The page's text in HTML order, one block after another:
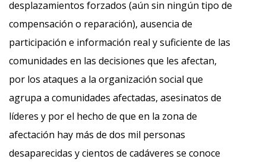
desplazamientos forzados (aún sin ningún tipo de
compensación o reparación), ausencia de
participación e información real y suficiente de las
comunidades en las decisiones que les afectan,
por los ataques a la organización social que
agrupa a comunidades afectadas, asesinatos de
líderes y por el hecho de que en la zona de
afectación hay más de dos mil personas
desaparecidas y cientos de cadáveres se conoce